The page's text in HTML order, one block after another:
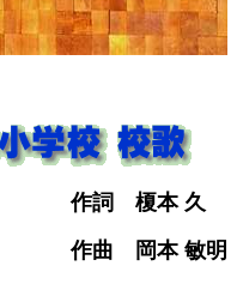
作詞 榎本 久
作曲 岡本 敏明